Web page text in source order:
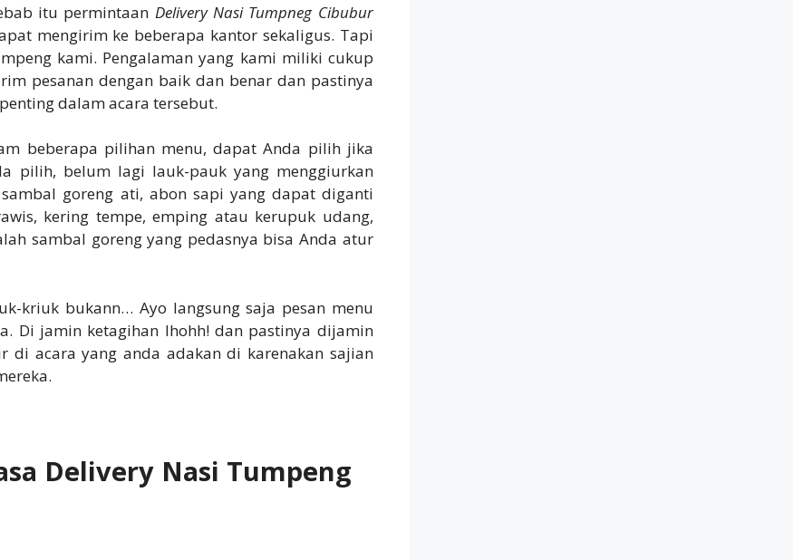
itu permintaan Delivery Nasi Tumpneg Cibubur
mengirim ke beberapa kantor sekaligus. Tapi
kami. Pengalaman yang kami miliki cukup
pesanan dengan baik dan benar dan pastinya
dalam acara tersebut.
beberapa pilihan menu, dapat Anda pilih jika
pilih, belum lagi lauk-pauk yang menggiurkan
goreng ati, abon sapi yang dapat diganti
kering tempe, emping atau kerupuk udang,
sambal goreng yang pedasnya bisa Anda atur
kriuk bukann… Ayo langsung saja pesan menu
Di jamin ketagihan lhohh! dan pastinya dijamin
di acara yang anda adakan di karenakan sajian
Delivery Nasi Tumpeng